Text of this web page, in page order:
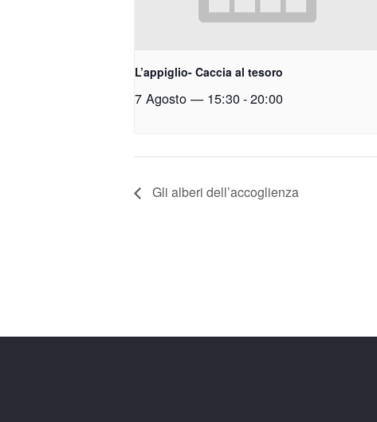
L’appiglio- Caccia al tesoro
7 Agosto — 15:30-20:00
Gli alberi dell’accoglienza